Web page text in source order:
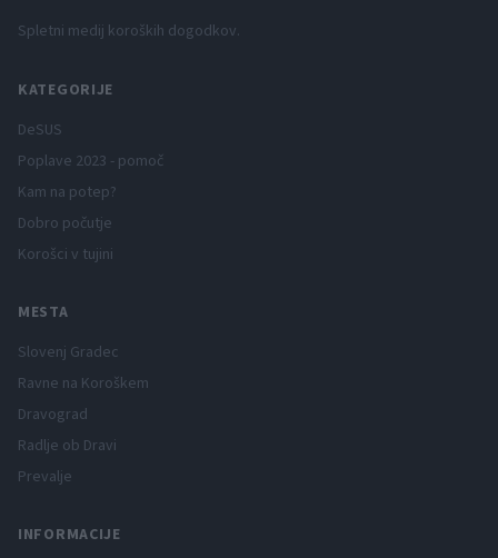
Spletni medij koroških dogodkov.
KATEGORIJE
DeSUS
Poplave 2023 - pomoč
Kam na potep?
Dobro počutje
Korošci v tujini
MESTA
Slovenj Gradec
Ravne na Koroškem
Dravograd
Radlje ob Dravi
Prevalje
INFORMACIJE